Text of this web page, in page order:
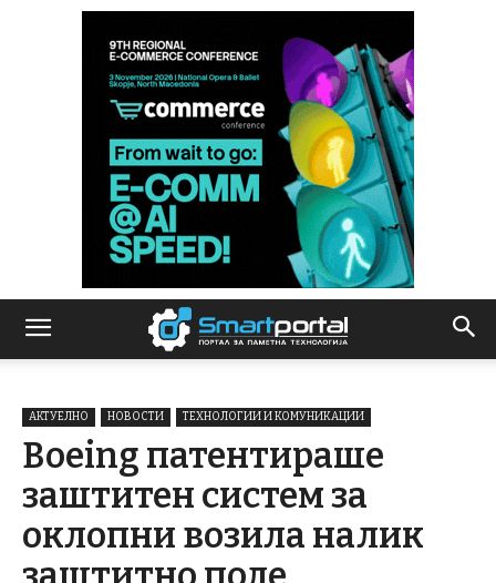
АКТУЕЛНО НОВОСТИ ТЕХНОЛОГИИ И КОМУНИКАЦИИ
Boeing патентираше
заштитен систем за
оклопни возила налик